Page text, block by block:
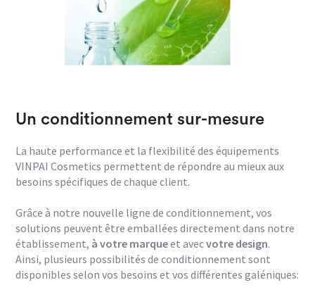
Un conditionnement sur-mesure
La haute performance et la flexibilité des équipements
VINPAI Cosmetics permettent de répondre au mieux aux
besoins spécifiques de chaque client.
Grâce à notre nouvelle ligne de conditionnement, vos
solutions peuvent être emballées directement dans notre
établissement, à votre marqueet avecvotre design.
Ainsi, plusieurs possibilités de conditionnement sont
disponibles selon vos besoins et vos différentes galéniques: